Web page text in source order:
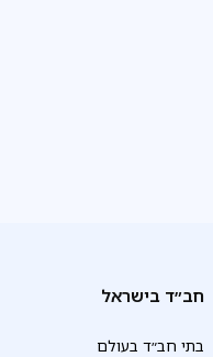
חב״ד בישראל
בתי חב״ד בעולם